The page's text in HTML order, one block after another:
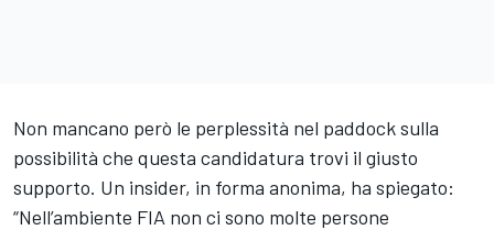
Non mancano però le perplessità nel paddock sulla
possibilità che questa candidatura trovi il giusto
supporto. Un insider, in forma anonima, ha spiegato:
“Nell’ambiente FIA non ci sono molte persone